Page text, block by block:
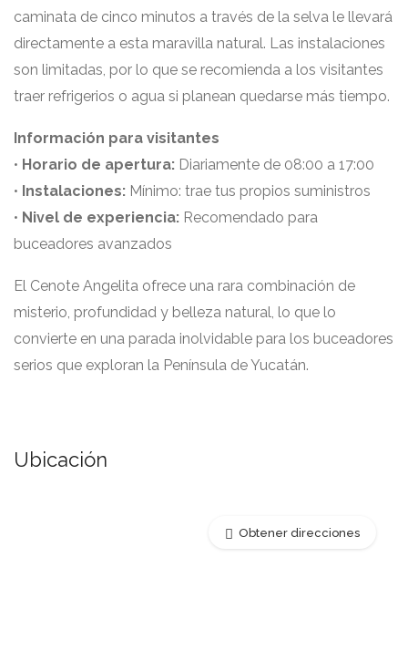
caminata de cinco minutos a través de la selva le llevará
directamente a esta maravilla natural. Las instalaciones
son limitadas, por lo que se recomienda a los visitantes
traer refrigerios o agua si planean quedarse más tiempo.
Información para visitantes
• Horario de apertura: Diariamente de 08:00 a 17:00
• Instalaciones: Mínimo: trae tus propios suministros
• Nivel de experiencia: Recomendado para
buceadores avanzados
El Cenote Angelita ofrece una rara combinación de
misterio, profundidad y belleza natural, lo que lo
convierte en una parada inolvidable para los buceadores
serios que exploran la Península de Yucatán.
Ubicación
Obtener direcciones